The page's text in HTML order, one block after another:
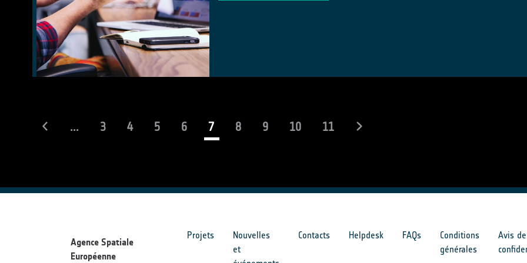
... 3 4 5 6 7(current)
8 9 10 11
Agence Spatiale
Européenne
Projets
Nouvelles
et
Contacts Helpdesk FAQs
Conditions
générales
Avis de